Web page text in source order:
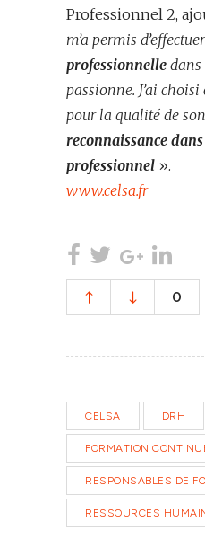
Professionnel 2,
m’a permis
professionnelle
passionne. J’ai
pour la qualité de
reconnaissance
professionnel ».
www.celsa.fr
0
CELSA DRH
FORMATION
RESPONSABLES DE
RESSOURCES